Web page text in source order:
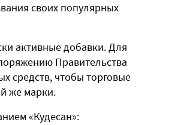
своих популярных
активные добавки. Для
Правительства
средств, чтобы торговые
же марки.
«Кудесан»: